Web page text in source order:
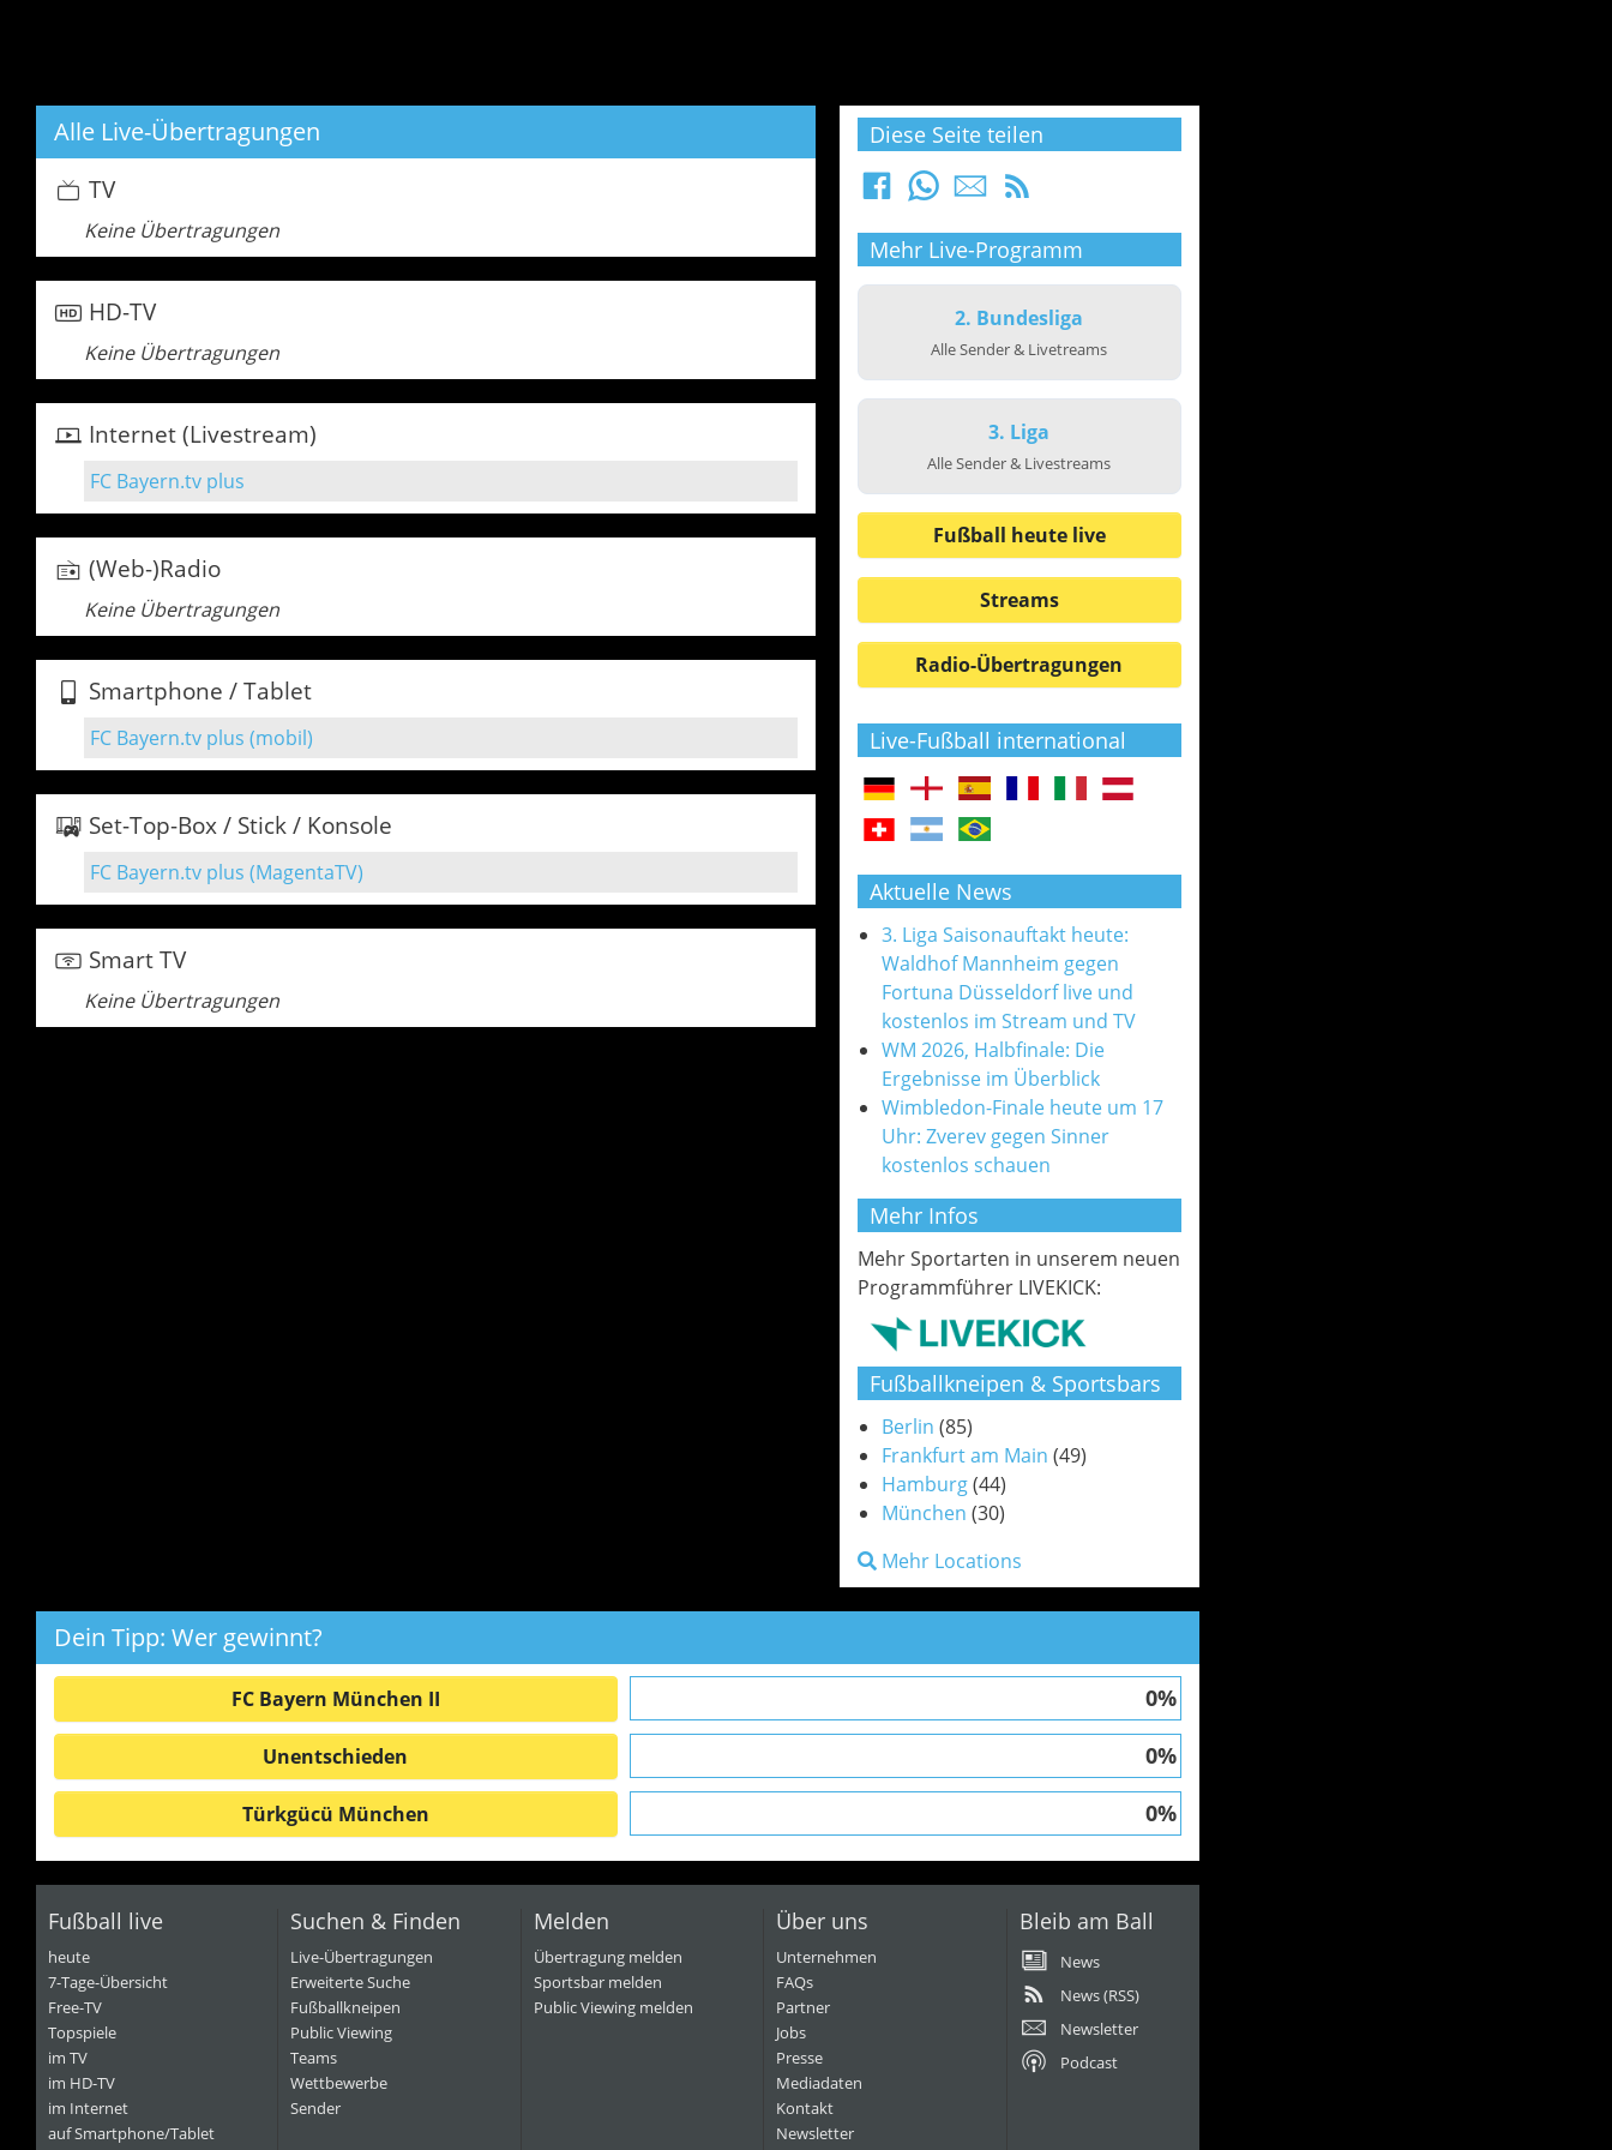
Alle Live-Übertragungen
TV
Keine Übertragungen
HD-TV
Keine Übertragungen
Internet (Livestream)
FC Bayern.tv plus
(Web-)Radio
Keine Übertragungen
Smartphone / Tablet
FC Bayern.tv plus (mobil)
Set-Top-Box / Stick / Konsole
FC Bayern.tv plus (MagentaTV)
Smart TV
Keine Übertragungen
Diese Seite teilen
Mehr Live-Programm
2. Bundesliga
Alle Sender & Livetreams
3. Liga
Alle Sender & Livestreams
Fußball heute live
Streams
Radio-Übertragungen
Live-Fußball international
Aktuelle News
3. Liga Saisonauftakt heute:
Waldhof Mannheim gegen
Fortuna Düsseldorf live und
kostenlos im Stream und TV
WM 2026, Halbfinale: Die
Ergebnisse im Überblick
Wimbledon-Finale heute um 17
Uhr: Zverev gegen Sinner
kostenlos schauen
Mehr Infos
Mehr Sportarten in unserem neuen
Programmführer LIVEKICK:
Fußballkneipen & Sportsbars
Berlin (85)
Frankfurt am Main (49)
Hamburg(44)
München (30)
Mehr Locations
Dein Tipp: Wer gewinnt?
FC Bayern München II 0%
Unentschieden 0%
Türkgücü München 0%
Fußball live
heute
7-Tage-Übersicht
Free-TV
Topspiele
im TV
im HD-TV
im Internet
auf Smartphone/Tablet
Suchen & Finden
Live-Übertragungen
Erweiterte Suche
Fußballkneipen
Public Viewing
Teams
Wettbewerbe
Sender
Melden
Übertragung melden
Sportsbar melden
Public Viewing melden
Über uns
Unternehmen
FAQs
Partner
Jobs
Presse
Mediadaten
Kontakt
Newsletter
Bleib am Ball
News
News (RSS)
Newsletter
Podcast